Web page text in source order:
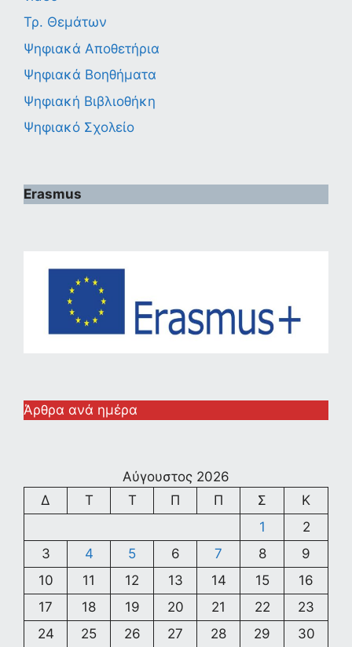
Τρ. Θεμάτων
Ψηφιακά Αποθετήρια
Ψηφιακά Βοηθήματα
Ψηφιακή Βιβλιοθήκη
Ψηφιακό Σχολείο
Erasmus
Άρθρα ανά ημέρα
Αύγουστος 2026
Δ
Τ Τ Π Π Σ
Κ
1
2
3
4 5 6 7 8
9
10
11 12 13 14 15
16
17
18 19 20 21 22
23
24
25 26 27 28 29 30